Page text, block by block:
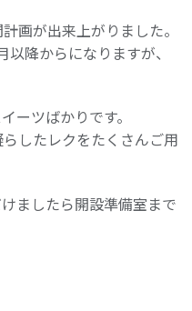
画が出来上がりました。
降からになりますが、
ーツばかりです。
したレクをたくさんご用
ましたら開設準備室まで